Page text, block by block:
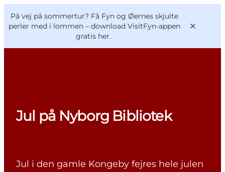
På vej på sommertur? Få Fyn og Øernes skjulte
perler med i lommen – download VisitFyn-appen
gratis her.
Oplevelser
Outdoor
Book lokale oplevelser
VisitFyn
Deutsch
Jul på Nyborg Bibliotek
Jul i den gamle Kongeby fejres hele julen